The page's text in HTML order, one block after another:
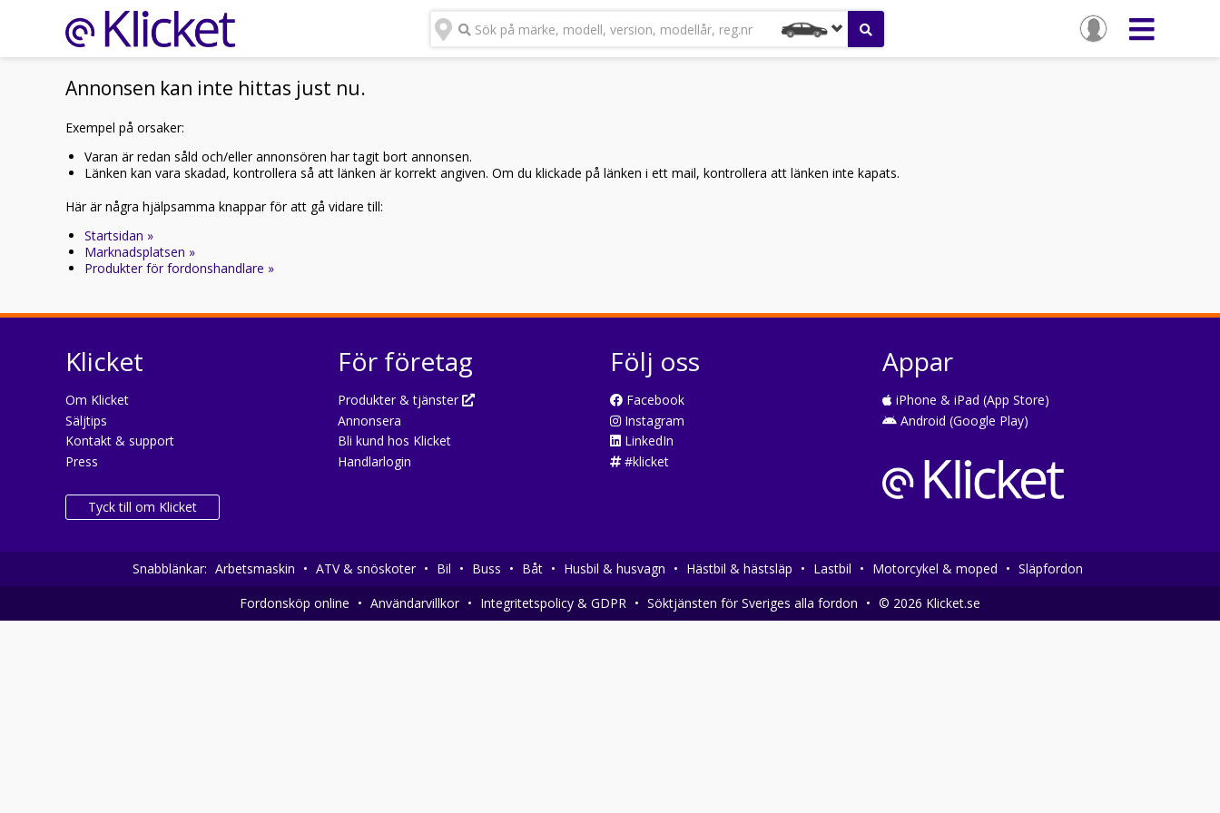
Sök på märke, modell, version, modellår, reg.nr
Annonsen kan inte hittas just nu.
Exempel på orsaker:
Varan är redan såld och/eller annonsören har tagit bort annonsen.
Länken kan vara skadad, kontrollera så att länken är korrekt angiven. Om du klickade på länken i ett mail, kontrollera att länken inte kapats.
Här är några hjälpsamma knappar för att gå vidare till:
Startsidan »
Marknadsplatsen »
Produkter för fordonshandlare »
Klicket
Om Klicket
Säljtips
Kontakt & support
Press
Tyck till om Klicket
För företag
Produkter & tjänster
Annonsera
Bli kund hos Klicket
Handlarlogin
Följ oss
Facebook
Instagram
LinkedIn
#klicket
Appar
iPhone & iPad (App Store)
Android (Google Play)
Snabblänkar: Arbetsmaskin • ATV & snöskoter • Bil • Buss • Båt • Husbil & husvagn • Hästbil & hästsläp • Lastbil • Motorcykel & moped • Släpfordon
Fordonsköp online • Användarvillkor • Integritetspolicy & GDPR • Söktjänsten för Sveriges alla fordon • © 2026 Klicket.se